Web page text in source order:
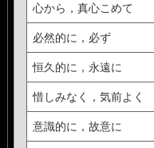
心から，真心こめて
必然的に，必ず
恒久的に，永遠に
惜しみなく，気前よく
意識的に，故意に